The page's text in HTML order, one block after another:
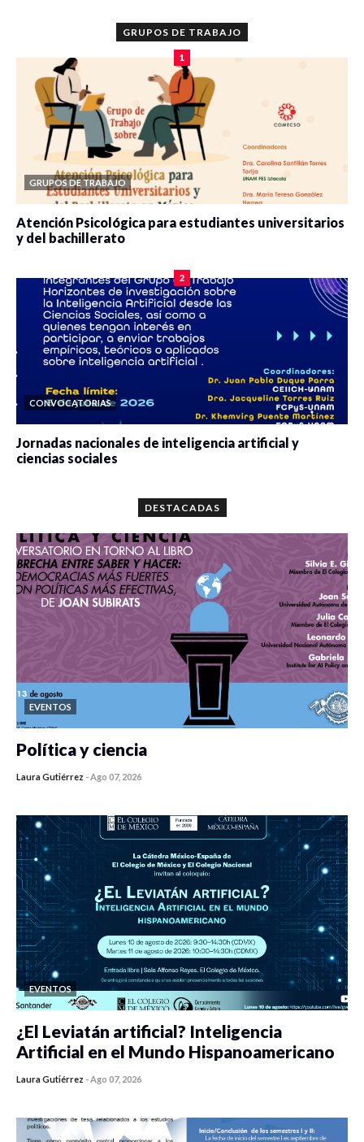
GRUPOS DE TRABAJO
1
GRUPOS DE TRABAJO
Atención Psicológica para estudiantes universitarios
y del bachillerato
2
CONVOCATORIAS
Jornadas nacionales de inteligencia artificial y
ciencias sociales
DESTACADAS
EVENTOS
Política y ciencia
Laura Gutiérrez - Ago 07, 2026
EVENTOS
¿El Leviatán artificial? Inteligencia
Artificial en el Mundo Hispanoamericano
Laura Gutiérrez - Ago 07, 2026